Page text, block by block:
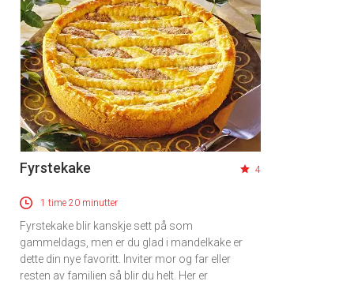
Fyrstekake 4
1 time 20 minutter
Fyrstekake blir kanskje sett på som
gammeldags, men er du glad i mandelkake er
dette din nye favoritt. Inviter mor og far eller
resten av familien så blir du helt. Her er